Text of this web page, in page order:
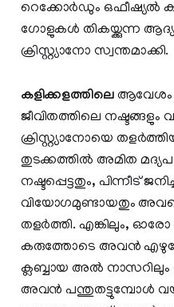
റെക്കോർഡും ഒഫീഷ്യൽ
ഗോളുകൾ തികയ്ക്കുന്ന
ക്രിസ്റ്റ്യാനോ സ്വന്തമാക്കി.
കളിക്കളത്തിലെആവേശം
ജീവിതത്തിലെ നഷ്ടങ്ങളും
ക്രിസ്റ്റ്യാനോയെ
തുടക്കത്തിൽ അമിത
നഷ്ടപ്പെട്ടതും, പിന്നീട്
വിയോഗമുണ്ടായതും
തളർത്തി. എങ്കിലും, ഓരോ
കരുത്തോടെ അവൻ
ക്ലബ്ബായ അൽ നാസറിലും
അവൻ പന്തുതട്ടുമ്പോൾ